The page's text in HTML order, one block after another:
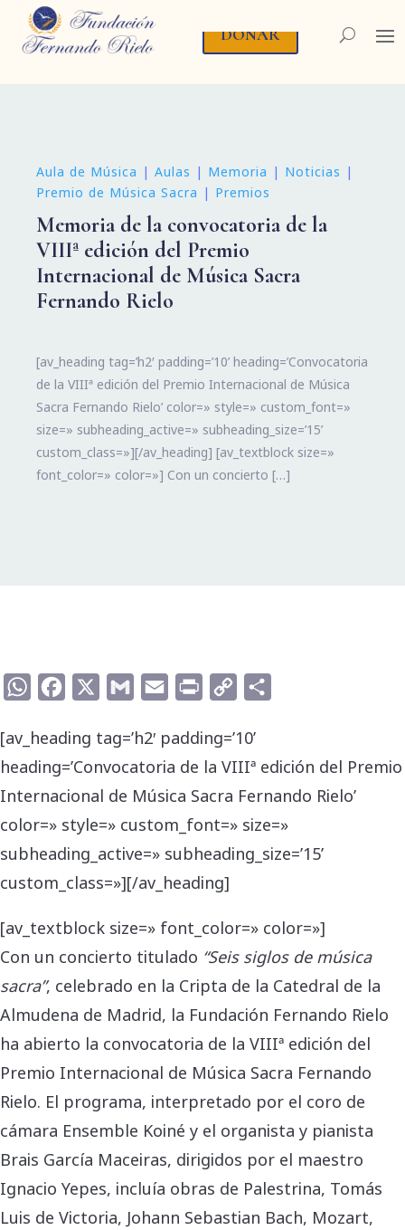
DONAR
Aula de Música | Aulas | Memoria | Noticias |
Premio de Música Sacra | Premios
Memoria de la convocatoria de la
VIIIª edición del Premio
Internacional de Música Sacra
Fernando Rielo
[av_heading tag=’h2′ padding=’10’ heading=’Convocatoria
de la VIIIª edición del Premio Internacional de Música
Sacra Fernando Rielo’ color=» style=» custom_font=»
size=» subheading_active=» subheading_size=’15’
custom_class=»][/av_heading] [av_textblock size=»
font_color=» color=»] Con un concierto […]
WhatsAppFacebook Gmail Email Print
Copy
[av_heading tag=’h2′ padding=’10’
heading=’Convocatoria de la VIIIª edición del Premio
Internacional de Música Sacra Fernando Rielo’
color=» style=» custom_font=» size=»
subheading_active=» subheading_size=’15’
custom_class=»][/av_heading]
[av_textblock size=» font_color=» color=»]
Con un concierto titulado “Seis siglos de música
sacra”, celebrado en la Cripta de la Catedral de la
Almudena de Madrid, la Fundación Fernando Rielo
ha abierto la convocatoria de la VIIIª edición del
Premio Internacional de Música Sacra Fernando
Rielo. El programa, interpretado por el coro de
cámara Ensemble Koiné y el organista y pianista
Brais García Maceiras, dirigidos por el maestro
Ignacio Yepes, incluía obras de Palestrina, Tomás
Luis de Victoria, Johann Sebastian Bach, Mozart,